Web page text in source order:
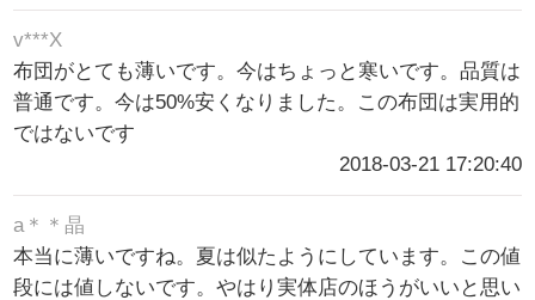
v***X
布団がとても薄いです。今はちょっと寒いです。品質は
普通です。今は50%安くなりました。この布団は実用的
ではないです
2018-03-21 17:20:40
a＊＊晶
本当に薄いですね。夏は似たようにしています。この値
段には値しないです。やはり実体店のほうがいいと思い